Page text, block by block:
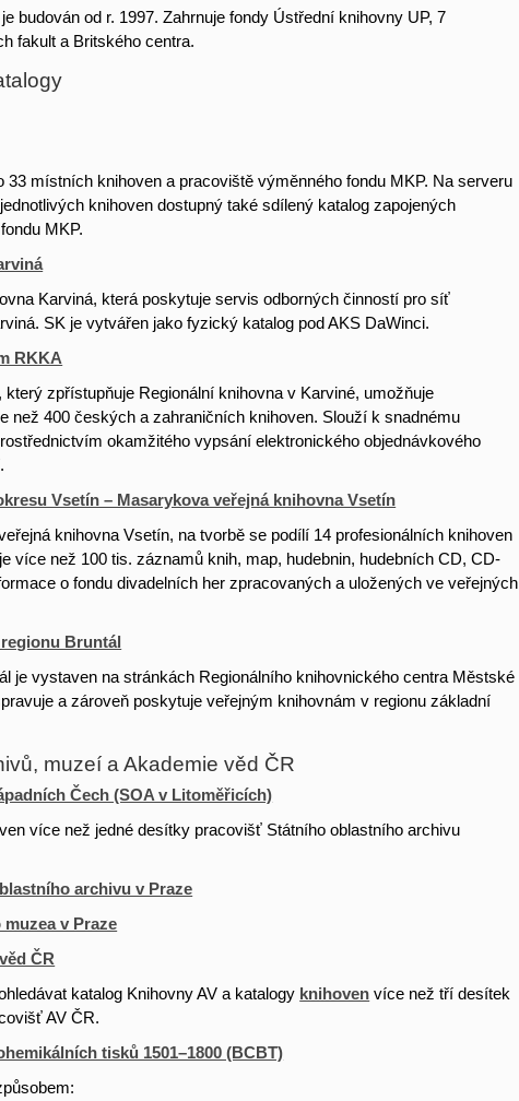
budován od r. 1997. Zahrnuje fondy Ústřední knihovny UP, 7
fakult a Britského centra.
33 místních knihoven a pracoviště výměnného fondu MKP. Na serveru
knihoven dostupný také sdílený katalog zapojených
MKP.
Karviná, která poskytuje servis odborných činností pro síť
SK je vytvářen jako fyzický katalog pod AKS DaWinci.
RKKA
zpřístupňuje Regionální knihovna v Karviné, umožňuje
než 400 českých a zahraničních knihoven. Slouží k snadnému
okamžitého vypsání elektronického objednávkového
Vsetín – Masarykova veřejná knihovna Vsetín
knihovna Vsetín, na tvorbě se podílí 14 profesionálních knihoven
více než 100 tis. záznamů knih, map, hudebnin, hudebních CD, CD-
o fondu divadelních her zpracovaných a uložených ve veřejných
Bruntál
je vystaven na stránkách Regionálního knihovnického centra Městské
a zároveň poskytuje veřejným knihovnám v regionu základní
muzeí a Akademie věd ČR
Čech (SOA v Litoměřicích)
více než jedné desítky pracovišť Státního oblastního archivu
archivu v Praze
v Praze
ČR
katalog Knihovny AV a katalogy knihoven více než tří desítek
AV ČR.
tisků 1501–1800 (BCBT)